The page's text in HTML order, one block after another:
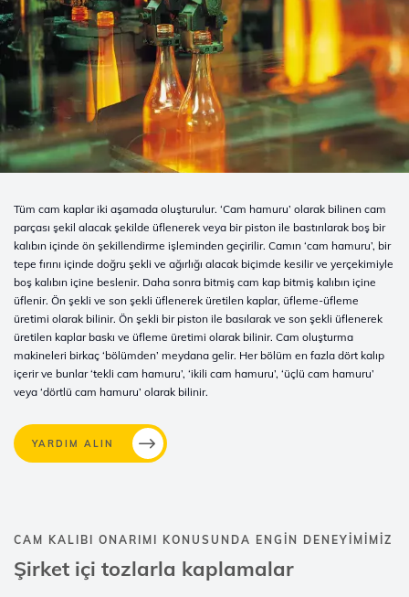
Tüm cam kaplar iki aşamada oluşturulur. ‘Cam hamuru’ olarak bilinen cam
parçası şekil alacak şekilde üflenerek veya bir piston ile bastırılarak boş bir
kalıbın içinde ön şekillendirme işleminden geçirilir. Camın ‘cam hamuru’, bir
tepe fırını içinde doğru şekli ve ağırlığı alacak biçimde kesilir ve yerçekimiyle
boş kalıbın içine beslenir. Daha sonra bitmiş cam kap bitmiş kalıbın içine
üflenir. Ön şekli ve son şekli üflenerek üretilen kaplar, üfleme-üfleme
üretimi olarak bilinir. Ön şekli bir piston ile basılarak ve son şekli üflenerek
üretilen kaplar baskı ve üfleme üretimi olarak bilinir. Cam oluşturma
makineleri birkaç ‘bölümden’ meydana gelir. Her bölüm en fazla dört kalıp
içerir ve bunlar ‘tekli cam hamuru’, ‘ikili cam hamuru’, ‘üçlü cam hamuru’
veya ‘dörtlü cam hamuru’ olarak bilinir.
YARDIM ALIN
CAM KALIBI ONARIMI KONUSUNDA ENGIN DENEYIMIMIZ
Şirket içi tozlarla kaplamalar